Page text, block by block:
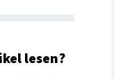
lesen?